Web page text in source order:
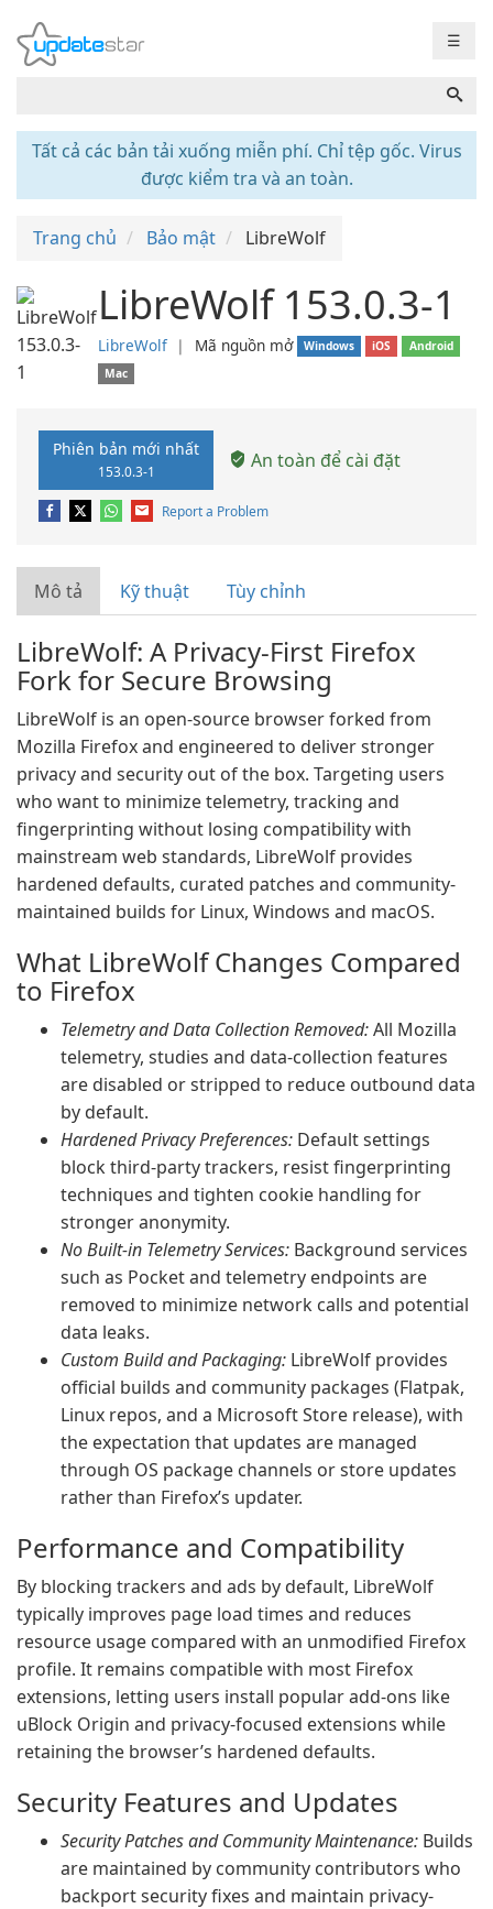
☰
Tất cả các bản tải xuống miễn phí. Chỉ tệp gốc. Virus
được kiểm tra và an toàn.
Trang chủ Bảo mật LibreWolf
LibreWolf 153.0.3-1
LibreWolf ❘ Mã nguồn mở Windows iOS
Android
Mac
Phiên bản mới nhất
153.0.3-1 An toàn để cài đặt
Report a Problem
Mô tả Kỹ thuật Tùy chỉnh
LibreWolf: A Privacy-First Firefox
Fork for Secure Browsing
LibreWolf is an open-source browser forked from
Mozilla Firefox and engineered to deliver stronger
privacy and security out of the box. Targeting users
who want to minimize telemetry, tracking and
fingerprinting without losing compatibility with
mainstream web standards, LibreWolf provides
hardened defaults, curated patches and community-
maintained builds for Linux, Windows and macOS.
What LibreWolf Changes Compared
to Firefox
Telemetry and Data Collection Removed:All Mozilla
telemetry, studies and data-collection features
are disabled or stripped to reduce outbound data
by default.
Hardened Privacy Preferences: Default settings
block third-party trackers, resist fingerprinting
techniques and tighten cookie handling for
stronger anonymity.
No Built-in Telemetry Services: Background services
such as Pocket and telemetry endpoints are
removed to minimize network calls and potential
data leaks.
Custom Build and Packaging: LibreWolf provides
official builds and community packages (Flatpak,
Linux repos, and a Microsoft Store release), with
the expectation that updates are managed
through OS package channels or store updates
rather than Firefox’s updater.
Performance and Compatibility
By blocking trackers and ads by default, LibreWolf
typically improves page load times and reduces
resource usage compared with an unmodified Firefox
profile. It remains compatible with most Firefox
extensions, letting users install popular add-ons like
uBlock Origin and privacy-focused extensions while
retaining the browser’s hardened defaults.
Security Features and Updates
Security Patches and Community Maintenance: Builds
are maintained by community contributors who
backport security fixes and maintain privacy-